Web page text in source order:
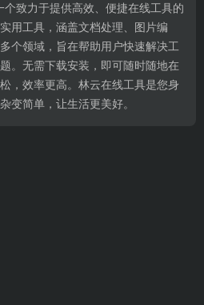
个致力于提供高效、便捷在线工具的
用工具，涵盖文档处理、图片编
个领域，旨在帮助用户快速解决工
。无需下载安装，即可随时随地在
，效率更高。林云在线工具是您身
变简单，让生活更美好。